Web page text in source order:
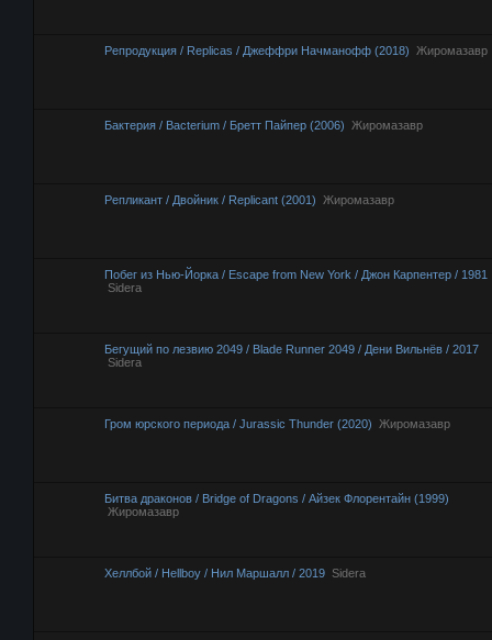
Репродукция / Replicas / Джеффри Начманофф (2018) Жиромазавр
Бактерия / Bacterium / Бретт Пайпер (2006) Жиромазавр
Репликант / Двойник / Replicant (2001) Жиромазавр
Побег из Нью-Йорка / Escape from New York / Джон Карпентер / 1981
Sidera
Бегущий по лезвию 2049 / Blade Runner 2049 / Дени Вильнёв / 2017
Sidera
Гром юрского периода / Jurassic Thunder (2020) Жиромазавр
Битва драконов / Bridge of Dragons / Айзек Флорентайн (1999)
Жиромазавр
Хеллбой / Hellboy / Нил Маршалл / 2019 Sidera